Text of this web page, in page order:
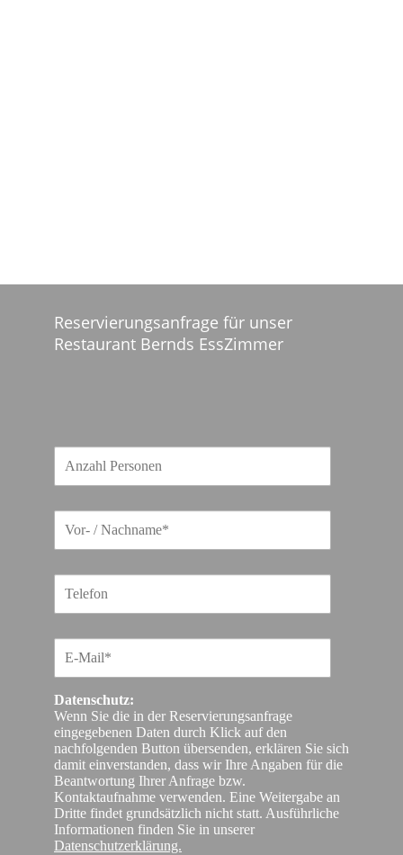
Reservierungsanfrage für unser
Restaurant Bernds EssZimmer
Datenschutz:
Wenn Sie die in der Reservierungsanfrage
eingegebenen Daten durch Klick auf den
nachfolgenden Button übersenden, erklären Sie sich
damit einverstanden, dass wir Ihre Angaben für die
Beantwortung Ihrer Anfrage bzw.
Kontaktaufnahme verwenden. Eine Weitergabe an
Dritte findet grundsätzlich nicht statt. Ausführliche
Informationen finden Sie in unserer
Datenschutzerklärung.